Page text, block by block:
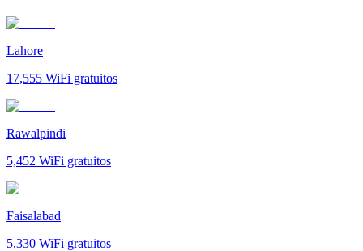
Lahore
17,555 WiFi gratuitos
Rawalpindi
5,452 WiFi gratuitos
Faisalabad
5,330 WiFi gratuitos